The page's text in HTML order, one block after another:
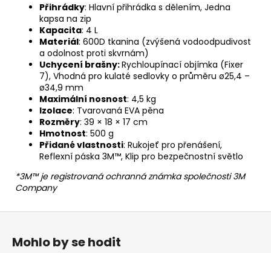
Přihrádky: Hlavní přihrádka s dělením, Jedna
kapsa na zip
Kapacita: 4 L
Materiál: 600D tkanina (zvýšená vodoodpudivost
a odolnost proti skvrnám)
Uchycení brašny:Rychloupínací objímka (Fixer
7), Vhodná pro kulaté sedlovky o průměru ø25,4 –
ø34,9 mm
Maximální nosnost: 4,5 kg
Izolace: Tvarovaná EVA pěna
Rozměry: 39 × 18 × 17 cm
Hmotnost: 500 g
Přidané vlastnosti: Rukojeť pro přenášení,
Reflexní páska 3M™, Klip pro bezpečnostní světlo
*3M™ je registrovaná ochranná známka společnosti 3M
Company
Z
Mohlo by se hodit